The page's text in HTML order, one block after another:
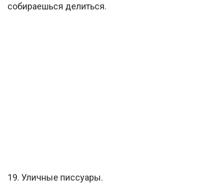
собираешься делиться.
19. Уличные писсуары.